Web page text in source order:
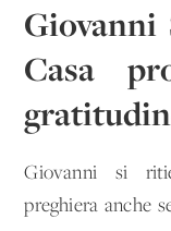
Giovanni
Casa
Giovanni si
preghiera anche